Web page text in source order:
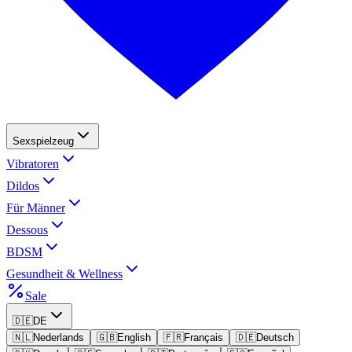
Sexspielzeug
Vibratoren
Dildos
Für Männer
Dessous
BDSM
Gesundheit & Wellness
Sale
🇩🇪DE
🇳🇱Nederlands 🇬🇧English 🇫🇷Français 🇩🇪Deutsch